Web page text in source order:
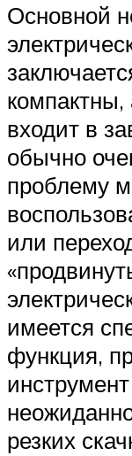
Основной
компактны,
входит в
обычно
проблему
или
имеется
функция,
резких